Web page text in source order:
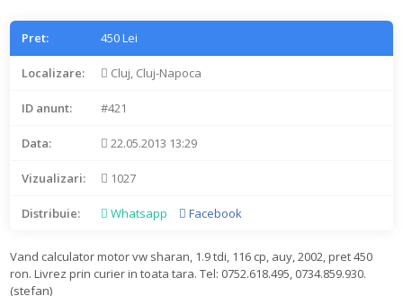
Pret: 450 Lei
Localizare: Cluj, Cluj-Napoca
ID anunt: #421
Data: 22.05.2013 13:29
Vizualizari: 1027
Distribuie: Whatsapp Facebook
Vand calculator motor vw sharan, 1.9 tdi, 116 cp, auy, 2002, pret 450
ron. Livrez prin curier in toata tara. Tel: 0752.618.495, 0734.859.930.
(stefan)